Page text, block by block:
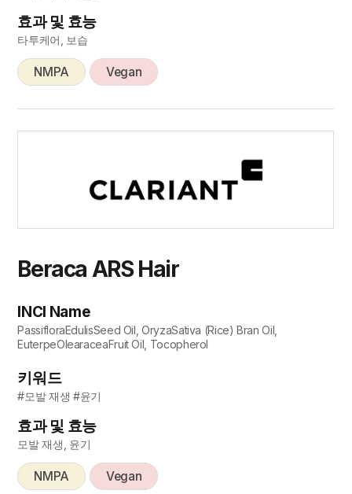
효과 및 효능
타투케어, 보습
NMPA Vegan
Beraca ARS Hair
INCI Name
PassifloraEdulisSeed Oil, OryzaSativa (Rice) Bran Oil,
EuterpeOlearaceaFruit Oil, Tocopherol
키워드
#모발 재생 #윤기
효과 및 효능
모발 재생, 윤기
NMPA Vegan